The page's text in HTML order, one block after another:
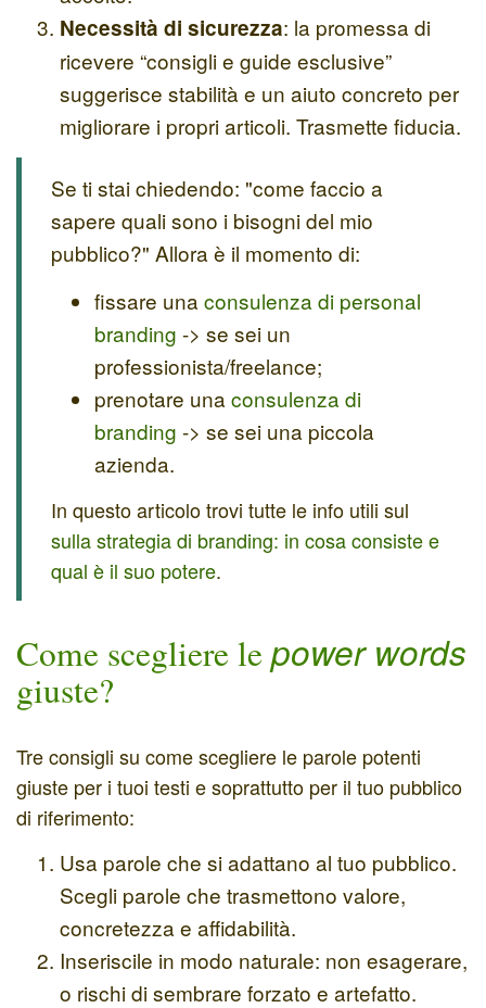
Necessità di sicurezza: la promessa di
ricevere “consigli e guide esclusive”
suggerisce stabilità e un aiuto concreto per
migliorare i propri articoli. Trasmette fiducia.
Se ti stai chiedendo: "come faccio a
sapere quali sono i bisogni del mio
pubblico?" Allora è il momento di:
fissare una consulenza di personal
branding -> se sei un
professionista/freelance;
prenotare una consulenza di
branding -> se sei una piccola
azienda.
In questo articolo trovi tutte le info utili sul
sulla strategia di branding: in cosa consiste e
qual è il suo potere.
Come scegliere le power words
giuste?
Tre consigli su come scegliere le parole potenti
giuste per i tuoi testi e soprattutto per il tuo pubblico
di riferimento:
Usa parole che si adattano al tuo pubblico.
Scegli parole che trasmettono valore,
concretezza e affidabilità.
Inseriscile in modo naturale: non esagerare,
o rischi di sembrare forzato e artefatto.